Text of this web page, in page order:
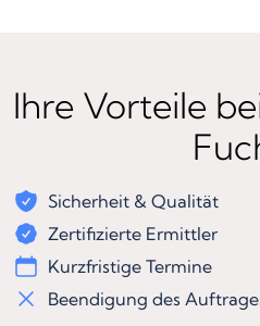
Ihre Vorteile
Sicherheit & Qualität
Zertifizierte Ermittler
Kurzfristige Termine
Beendigung des